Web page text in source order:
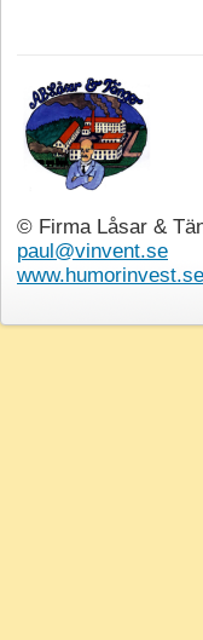
© Firma Låsar &
paul@vinvent.se
www.humorinvest.se